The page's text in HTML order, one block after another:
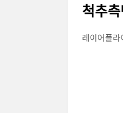
척추
레이어플라